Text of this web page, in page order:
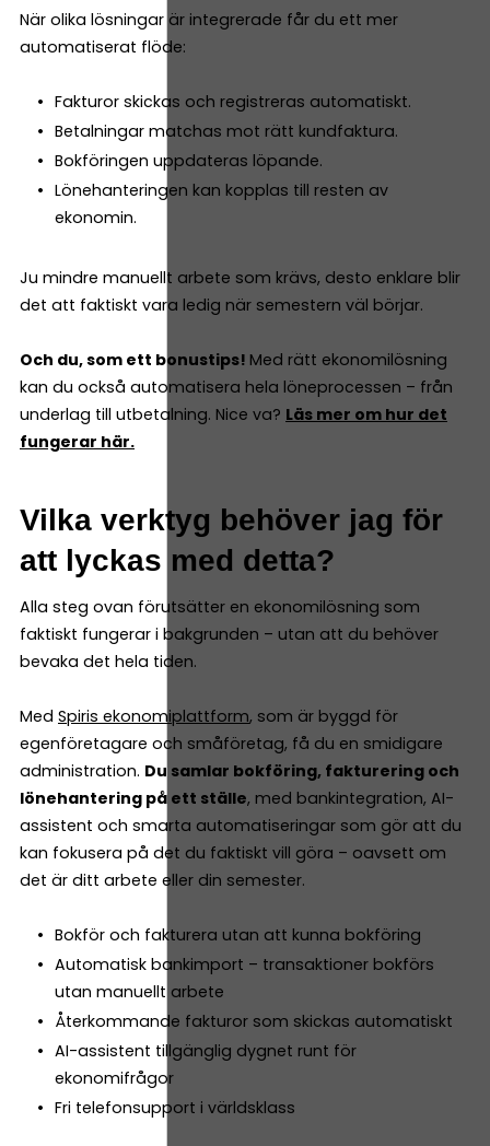
När olika lösningar är integrerade får du ett mer
automatiserat flöde:
Fakturor skickas och registreras automatiskt.
Betalningar matchas mot rätt kundfaktura.
Bokföringen uppdateras löpande.
Lönehanteringen kan kopplas till resten av
ekonomin.
Ju mindre manuellt arbete som krävs, desto enklare blir
det att faktiskt vara ledig när semestern väl börjar.
Och du, som ett bonustips! Med rätt ekonomilösning
kan du också automatisera hela löneprocessen – från
underlag till utbetalning. Nice va? Läs mer om hur det
fungerar här.
Vilka verktyg behöver jag för
att lyckas med detta?
Alla steg ovan förutsätter en ekonomilösning som
faktiskt fungerar i bakgrunden – utan att du behöver
bevaka det hela tiden.
Med Spiris ekonomiplattform, som är byggd för
egenföretagare och småföretag, få du en smidigare
administration. Du samlar bokföring, fakturering och
lönehantering på ett ställe, med bankintegration, AI-
assistent och smarta automatiseringar som gör att du
kan fokusera på det du faktiskt vill göra – oavsett om
det är ditt arbete eller din semester.
Bokför och fakturera utan att kunna bokföring
Automatisk bankimport – transaktioner bokförs
utan manuellt arbete
Återkommande fakturor som skickas automatiskt
AI-assistent tillgänglig dygnet runt för
ekonomifrågor
Fri telefonsupport i världsklass